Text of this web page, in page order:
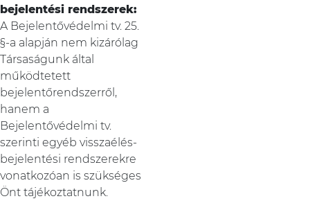
bejelentési rendszerek:
A Bejelentővédelmi tv. 25.
§-a alapján nem kizárólag
Társaságunk által
működtetett
bejelentőrendszerről,
hanem a
Bejelentővédelmi tv.
szerinti egyéb visszaélés-
bejelentési rendszerekre
vonatkozóan is szükséges
Önt tájékoztatnunk.